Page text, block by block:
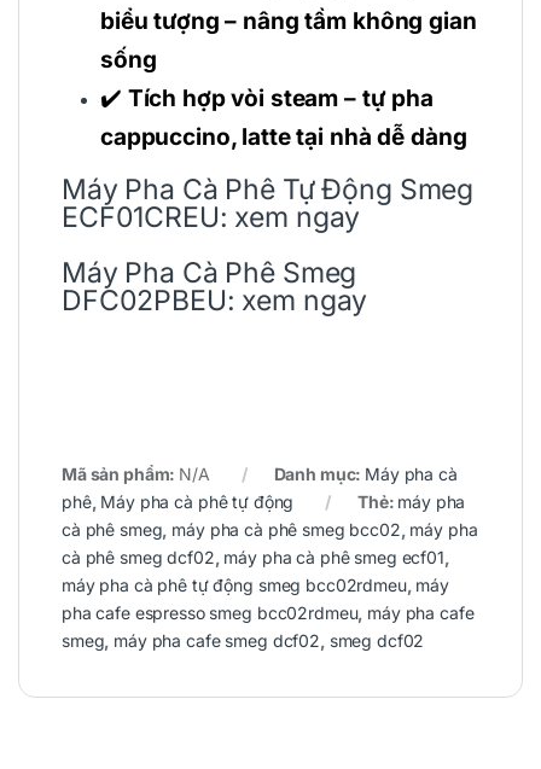
biểu tượng – nâng tầm không gian
sống
✔️ Tích hợp vòi steam – tự pha
cappuccino, latte tại nhà dễ dàng
Máy Pha Cà Phê Tự Động Smeg
ECF01CREU: xem ngay
Máy Pha Cà Phê Smeg
DFC02PBEU: xem ngay
Mã sản phẩm: N/A Danh mục: Máy pha cà
phê, Máy pha cà phê tự động Thẻ: máy pha
cà phê smeg, máy pha cà phê smeg bcc02, máy pha
cà phê smeg dcf02, máy pha cà phê smeg ecf01,
máy pha cà phê tự động smeg bcc02rdmeu, máy
pha cafe espresso smeg bcc02rdmeu, máy pha cafe
smeg, máy pha cafe smeg dcf02, smeg dcf02